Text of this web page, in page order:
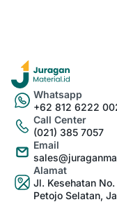
Whatsapp
+62 812 6222
Call Center
(021) 385 7057
Email
Alamat
Jl. Kesehatan No.
Petojo Selatan,